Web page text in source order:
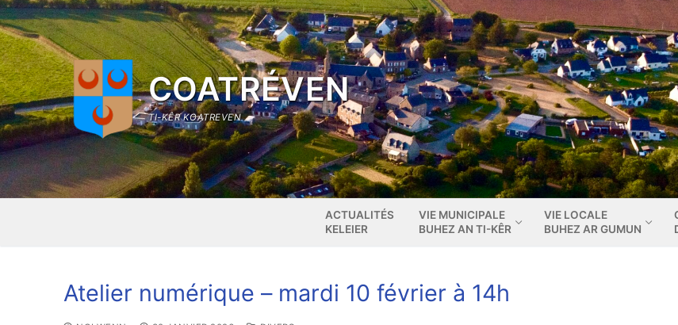
Aller
au
contenu
COATRÉVEN
TI-KÊR KOATREVEN
ACTUALITÉS
KELEIER
VIE MUNICIPALE
BUHEZ AN TI-KÊR
VIE LOCALE
BUHEZ AR GUMUN
Atelier numérique – mardi 10 février à 14h